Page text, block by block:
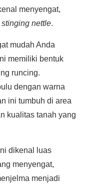
menyengat,
stinging nettle.
mudah Anda
memiliki bentuk
runcing.
dengan warna
ini tumbuh di area
kualitas tanah yang
dikenal luas
menyengat,
menjadi